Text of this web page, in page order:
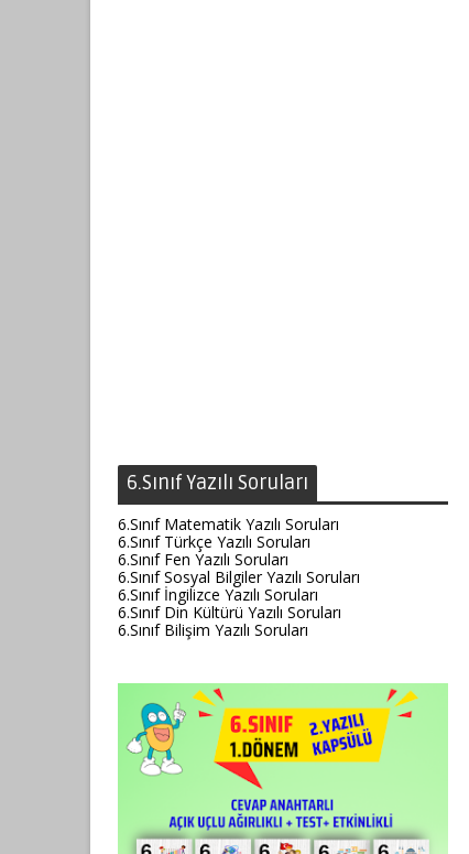
6.Sınıf Yazılı Soruları
6.Sınıf Matematik Yazılı Soruları
6.Sınıf Türkçe Yazılı Soruları
6.Sınıf Fen Yazılı Soruları
6.Sınıf Sosyal Bilgiler Yazılı Soruları
6.Sınıf İngilizce Yazılı Soruları
6.Sınıf Din Kültürü Yazılı Soruları
6.Sınıf Bilişim Yazılı Soruları